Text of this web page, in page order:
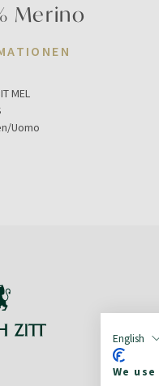
English
We
Merino
MEL
Uomo